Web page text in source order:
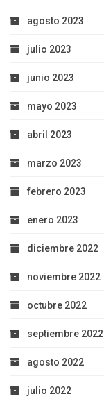
agosto 2023
julio 2023
junio 2023
mayo 2023
abril 2023
marzo 2023
febrero 2023
enero 2023
diciembre 2022
noviembre 2022
octubre 2022
septiembre 2022
agosto 2022
julio 2022